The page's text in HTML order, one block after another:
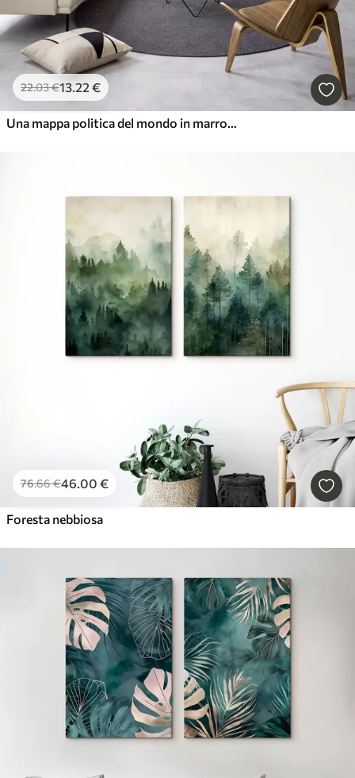
22.03€13.22 €
Una mappa politica del mondo in marrone con bandiere in inglese
76.66€46.00 €
Foresta nebbiosa